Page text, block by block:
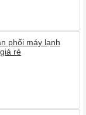
phối máy lạnh
rẻ